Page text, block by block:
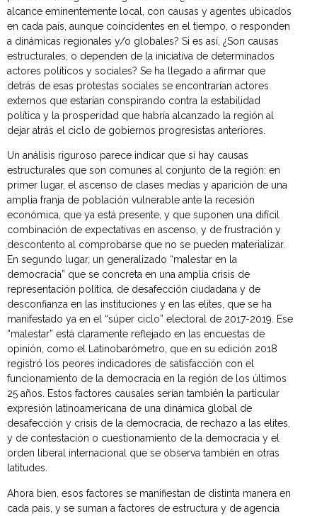
alcance eminentemente local, con causas y agentes ubicados
en cada país, aunque coincidentes en el tiempo, o responden
a dinámicas regionales y/o globales? Si es así, ¿Son causas
estructurales, o dependen de la iniciativa de determinados
actores políticos y sociales? Se ha llegado a afirmar que
detrás de esas protestas sociales se encontrarían actores
externos que estarían conspirando contra la estabilidad
política y la prosperidad que habría alcanzado la región al
dejar atrás el ciclo de gobiernos progresistas anteriores.
Un análisis riguroso parece indicar que sí hay causas
estructurales que son comunes al conjunto de la región: en
primer lugar, el ascenso de clases medias y aparición de una
amplia franja de población vulnerable ante la recesión
económica, que ya está presente, y que suponen una difícil
combinación de expectativas en ascenso, y de frustración y
descontento al comprobarse que no se pueden materializar.
En segundo lugar, un generalizado “malestar en la
democracia” que se concreta en una amplia crisis de
representación política, de desafección ciudadana y de
desconfianza en las instituciones y en las elites, que se ha
manifestado ya en el “súper ciclo” electoral de 2017-2019. Ese
“malestar” está claramente reflejado en las encuestas de
opinión, como el Latinobarómetro, que en su edición 2018
registró los peores indicadores de satisfacción con el
funcionamiento de la democracia en la región de los últimos
25 años. Estos factores causales serían también la particular
expresión latinoamericana de una dinámica global de
desafección y crisis de la democracia, de rechazo a las elites,
y de contestación o cuestionamiento de la democracia y el
orden liberal internacional que se observa también en otras
latitudes.
Ahora bien, esos factores se manifiestan de distinta manera en
cada país, y se suman a factores de estructura y de agencia